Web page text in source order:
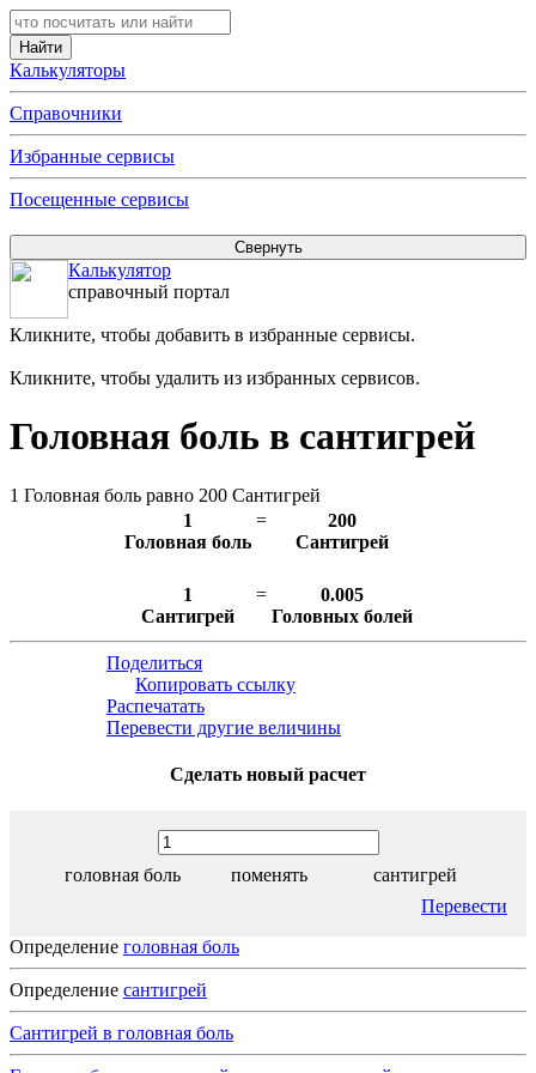
Калькуляторы
Справочники
Избранные сервисы
Посещенные сервисы
Калькулятор
справочный портал
Кликните, чтобы добавить в избранные сервисы.
Кликните, чтобы удалить из избранных сервисов.
Головная боль в сантигрей
1 Головная боль равно 200 Сантигрей
1
Головная боль
=
200
Сантигрей
1
Сантигрей
=
0.005
Головных болей
Поделиться
Копировать ссылку
Распечатать
Перевести другие величины
Сделать новый расчет
головная боль поменять
сантигрей
Перевести
Определение головная боль
Определение сантигрей
Сантигрей в головная боль